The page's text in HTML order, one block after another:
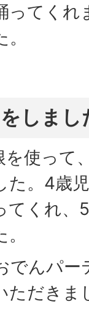
ってくれ
しまし
使って
た。4歳
てくれ、
でんパー
ただきま